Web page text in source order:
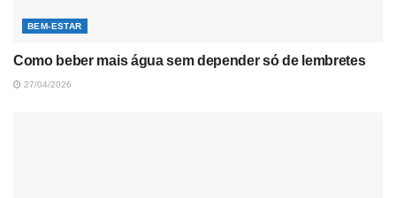
BEM-ESTAR
Como beber mais água sem depender só de lembretes
27/04/2026